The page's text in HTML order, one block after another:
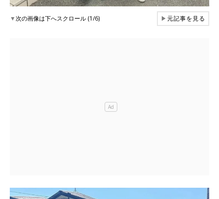
▼次の画像は下へスクロール (1/6) ▶元記事を見る